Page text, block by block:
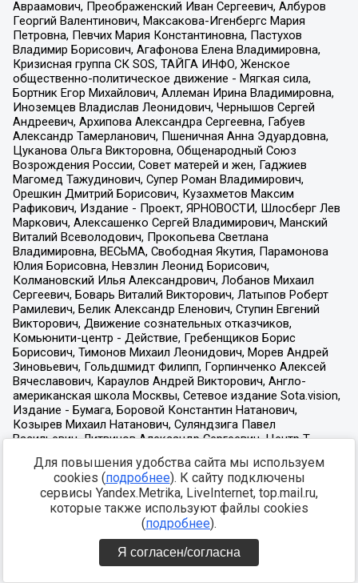
Для повышения удобства сайта мы используем
cookies (подробнее). К сайту подключены
сервисы Yandex.Metrika, LiveInternet, top.mail.ru,
которые также используют файлы cookies
(подробнее).
Я согласен/согласна